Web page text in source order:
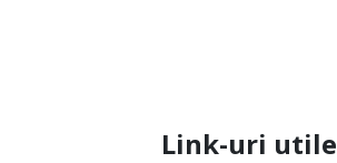
Link-uri utile